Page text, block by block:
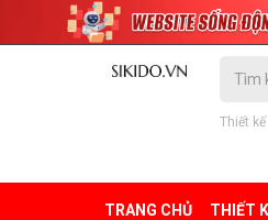
Thiết
TRANG CHỦ THIẾT